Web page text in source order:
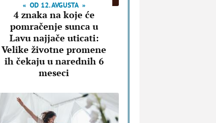
OD 12. AVGUSTA
4 znaka na koje će
pomračenje sunca u
Lavu najjače uticati:
Velike životne promene
ih čekaju u narednih 6
meseci